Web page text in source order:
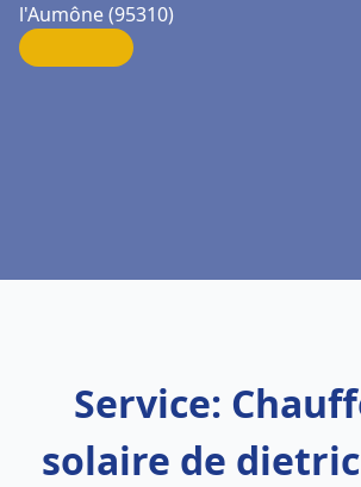
l'Aumône (95310)
Service:
solaire de